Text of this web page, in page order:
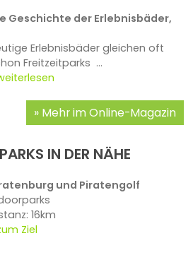
Geschichte der Erlebnisbäder,
Erlebnisbäder gleichen oft
Freitzeitparks ...
Mehr im Online-Magazin
IN DER NÄHE
und Piratengolf
16km
Ziel